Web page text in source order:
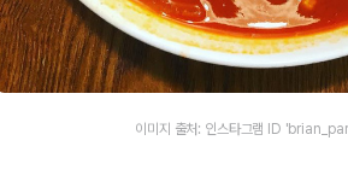
이미지 출처: 인스타그램 ID